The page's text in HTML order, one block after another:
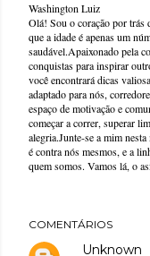
Washington Luiz
Olá! Sou o coração por
que a idade é apenas um
saudável.Apaixonado pela
conquistas para inspirar
você encontrará dicas
adaptado para nós,
espaço de motivação e
começar a correr, superar
alegria.Junte-se a mim
é contra nós mesmos, e a
quem somos. Vamos lá, o
COMENTÁRIOS
Unknown